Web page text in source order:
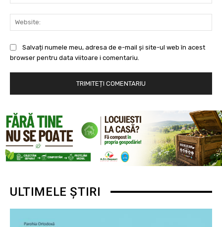
Salvați numele meu, adresa de e-mail și site-ul web în acest
browser pentru data viitoare i comentariu.
ULTIMELE ȘTIRI